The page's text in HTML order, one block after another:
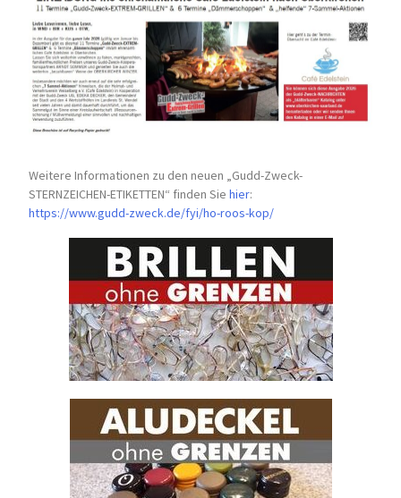
Weitere Informationen zu den neuen „Gudd-Zweck-
STERNZEICHEN-ETIKETTEN“ finden Siehier:
https://www.gudd-zweck.de/fyi/ho-roos-kop/